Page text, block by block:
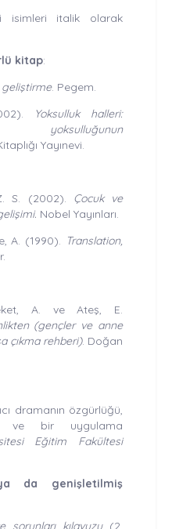
isimleri italik olarak
kitap:
. Pegem.
Yoksulluk halleri:
yoksulluğunun
Yayınevi.
S. (2002). Çocuk ve
Nobel Yayınları.
A. (1990). Translation,
A. ve Ateş, E.
(gençler ve anne
çıkma rehberi). Doğan
dramanın özgürlüğü,
ve bir uygulama
Eğitim Fakültesi
da genişletilmiş
sorunları kılavuzu (2.